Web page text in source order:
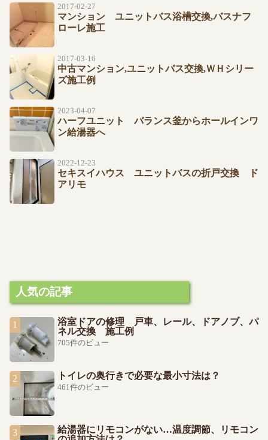
2017-02-27
マンション ユニットバス浴槽交換,バスナフ
ローレ施工
2017-03-16
中古マンション,ユニットバス交換,ＷＨシリー
ズ施工例
2023-04-07
ハーフユニット バランス釜からホールインワ
ン給湯器へ
2022-12-23
セキスイハウス ユニットバスの折戸交換 ド
アリモ
人気の記事
浴室ドアの修理 戸車、レール、ドアノブ、パ
ネル交換 施工例
705件のビュー
トイレの奥行きで必要な最小寸法は？
461件のビュー
給湯器にリモコンがない…温度調節、リモコン